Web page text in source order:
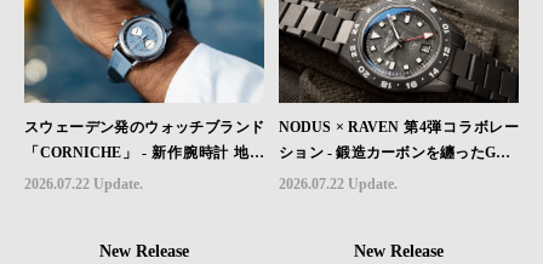
スウェーデン発のウォッチブランド
「CORNICHE」 - 新作腕時計 地中
海の夏を映す、爽やかなブルーダイ
2026.07.22 Update.
NODUS × RAVEN 第4弾コラボレー
ション - 鍛造カーボンを纏ったGMT
ウォッチ「TRAILTREKKER CARB
2026.07.22 Update.
New Release New Release